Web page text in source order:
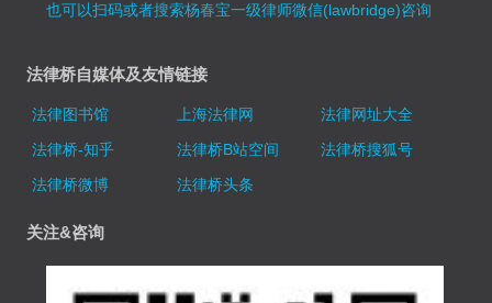
也可以扫码或者搜索杨春宝一级律师微信(lawbridge)咨询
法律桥自媒体及友情链接
法律图书馆 上海法律网
法律网址大全
法律桥-知乎
法律桥B站空间
法律桥搜狐号
法律桥微博
法律桥头条
关注&咨询